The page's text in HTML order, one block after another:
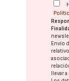
Envío
llevar